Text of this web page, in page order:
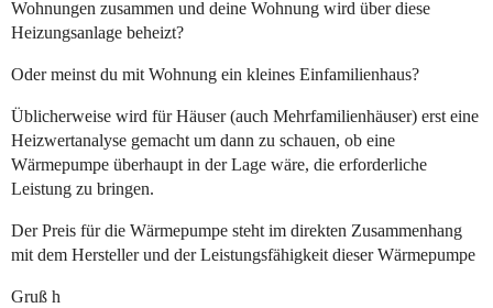
Wohnungen zusammen und deine Wohnung wird über diese
Heizungsanlage beheizt?
Oder meinst du mit Wohnung ein kleines Einfamilienhaus?
Üblicherweise wird für Häuser (auch Mehrfamilienhäuser) erst eine
Heizwertanalyse gemacht um dann zu schauen, ob eine
Wärmepumpe überhaupt in der Lage wäre, die erforderliche
Leistung zu bringen.
Der Preis für die Wärmepumpe steht im direkten Zusammenhang
mit dem Hersteller und der Leistungsfähigkeit dieser Wärmepumpe
Gruß h